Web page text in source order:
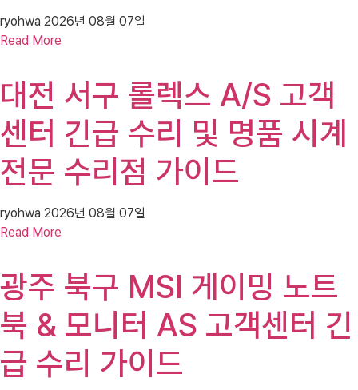
ryohwa 2026년 08월 07일
Read More
대전 서구 롤렉스 A/S 고객
센터 긴급 수리 및 명품 시계
전문 수리점 가이드
ryohwa 2026년 08월 07일
Read More
광주 북구 MSI 게이밍 노트
북 & 모니터 AS 고객센터 긴
급 수리 가이드